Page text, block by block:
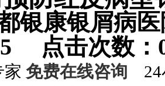
都银康银
05 点击次数
家 免费在线咨询 24